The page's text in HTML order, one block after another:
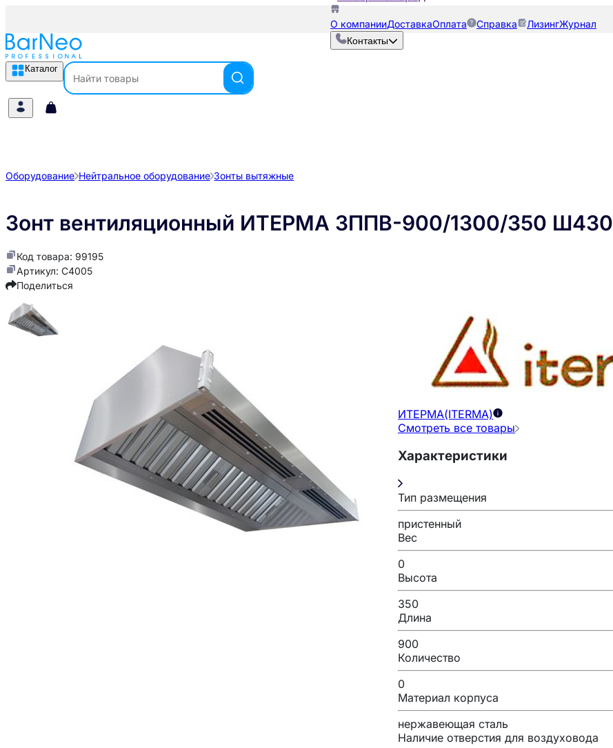
О компанииДоставкаОплата Справка ЛизингЖурнал
Контакты
Каталог
Оборудование Нейтральное оборудование Зонты вытяжные
Зонт вентиляционный ИТЕРМА ЗППВ-900/1300/350 Ш430
Код товара: 99195
Артикул: C4005
Поделиться
ИТЕРМА(ITERMA)
Смотреть все товары
Характеристики
Тип размещения
пристенный
Вес
0
Высота
350
Длина
900
Количество
0
Материал корпуса
нержавеющая сталь
Наличие отверстия для воздуховода